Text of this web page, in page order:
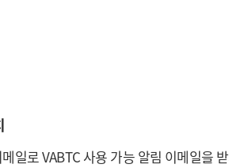
일로 VABTC 사용 가능 알림 이메일을